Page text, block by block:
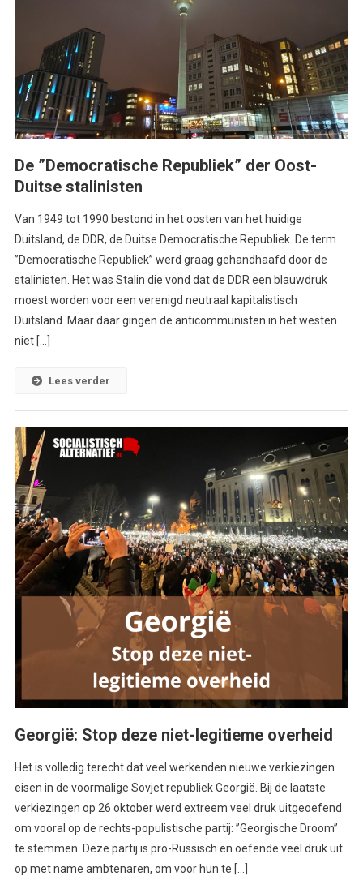
De ”Democratische Republiek” der Oost-
Duitse stalinisten
Van 1949 tot 1990 bestond in het oosten van het huidige
Duitsland, de DDR, de Duitse Democratische Republiek. De term
’’Democratische Republiek’’ werd graag gehandhaafd door de
stalinisten. Het was Stalin die vond dat de DDR een blauwdruk
moest worden voor een verenigd neutraal kapitalistisch
Duitsland. Maar daar gingen de anticommunisten in het westen
niet […]
Lees verder
Georgië: Stop deze niet-legitieme overheid
Het is volledig terecht dat veel werkenden nieuwe verkiezingen
eisen in de voormalige Sovjet republiek Georgië. Bij de laatste
verkiezingen op 26 oktober werd extreem veel druk uitgeoefend
om vooral op de rechts-populistische partij: ’’Georgische Droom’’
te stemmen. Deze partij is pro-Russisch en oefende veel druk uit
op met name ambtenaren, om voor hun te […]